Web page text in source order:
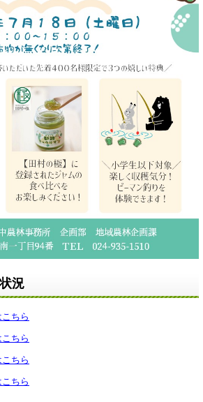
況
ちら
ちら
ちら
ちら